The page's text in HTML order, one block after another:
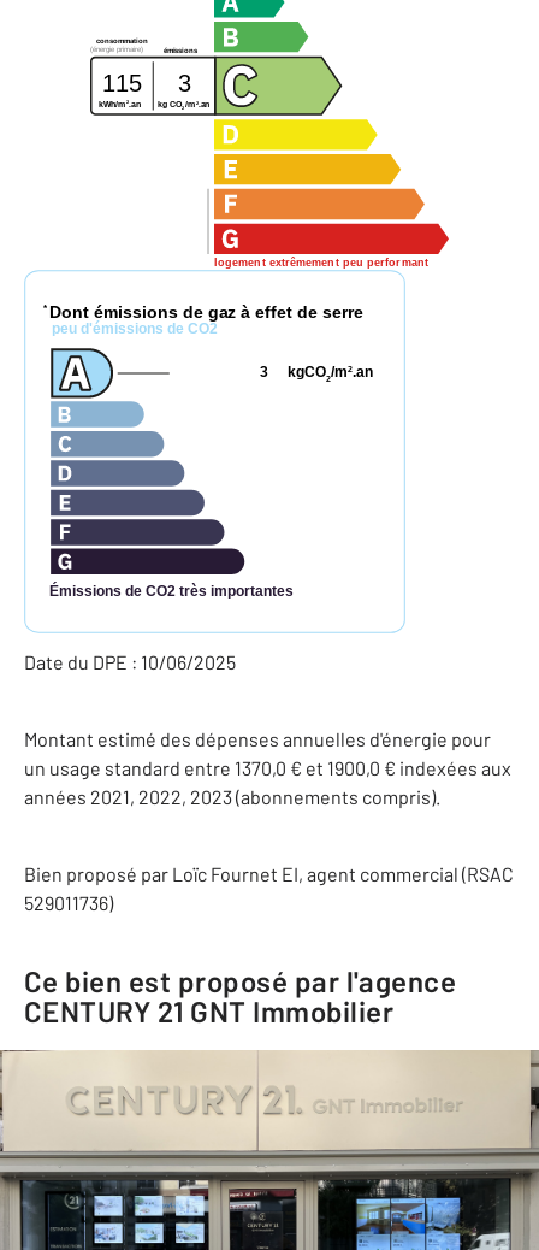
logement extrêmement peu performant
consommation
émissions
(énergie primaire)
115 3
kWh/m 2 .an kg CO2/m2.an
* Dont émissions de gaz à effet de serre
peu d'émissions de CO2
Émissions de CO2 très importantes
kgCO2/m2.an
3
Date du DPE : 10/06/2025
Montant estimé des dépenses annuelles d'énergie pour
un usage standard entre 1370,0 € et 1900,0 € indexées aux
années 2021, 2022, 2023 (abonnements compris).
Bien proposé par Loïc Fournet EI, agent commercial (RSAC
529011736)
Ce bien est proposé par l'agence
CENTURY 21 GNT Immobilier